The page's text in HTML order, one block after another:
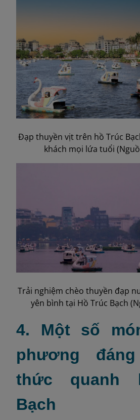
Đạp thuyền vịt trên hồ Trúc
khách mọi lứa tuổi
Trải nghiệm chèo thuyền đạp
yên bình tại Hồ Trúc Bạch
4. Một số
phương
thức quanh
Bạch